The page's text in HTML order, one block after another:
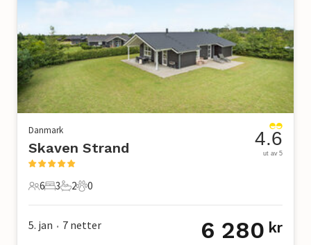
Danmark
Skaven Strand
6 Gjester
6
3 Soverom
3
2 Bad
2
0 Kjæledyr
0
4.6
ut av 5
5. jan • 7 netter 6 280 kr